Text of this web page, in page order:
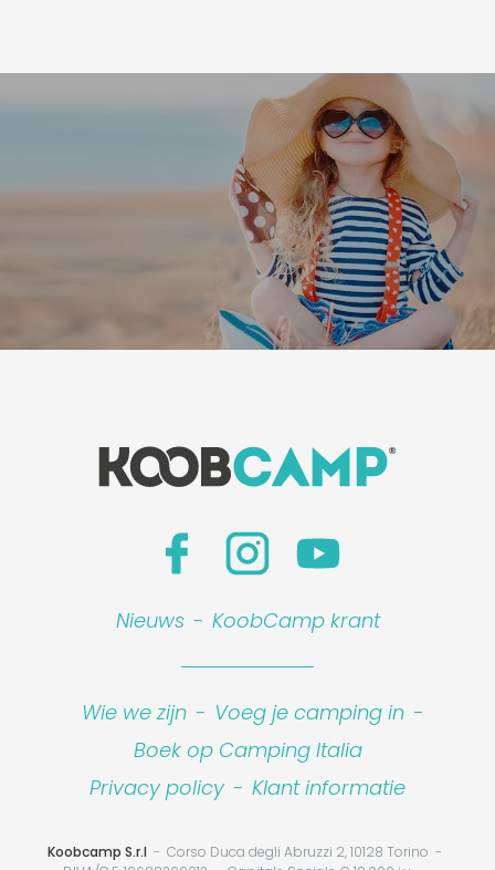
Nieuws - KoobCamp krant
Wie we zijn - Voeg je camping in -
Boek op Camping Italia
Privacy policy - Klant informatie
Koobcamp S.r.l
Corso Duca degli Abruzzi 2, 10128 Torino